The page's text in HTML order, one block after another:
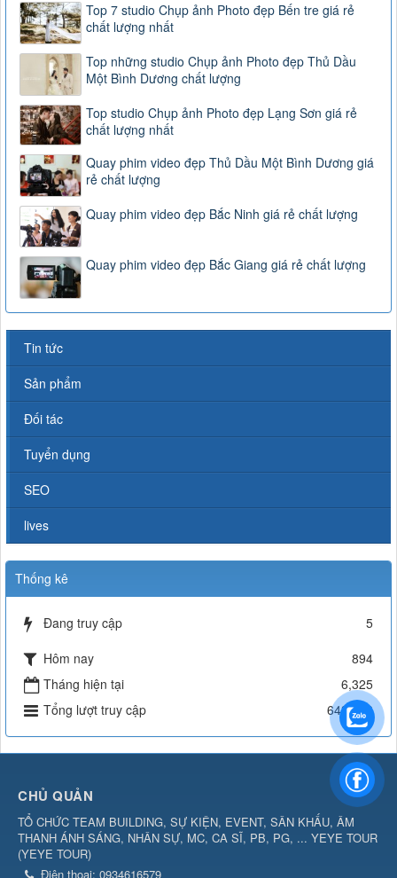
Top 7 studio Chụp ảnh Photo đẹp Bến tre giá rẻ
chất lượng nhất
Top những studio Chụp ảnh Photo đẹp Thủ Dầu
Một Bình Dương chất lượng
Top studio Chụp ảnh Photo đẹp Lạng Sơn giá rẻ
chất lượng nhất
Quay phim video đẹp Thủ Dầu Một Bình Dương giá
rẻ chất lượng
Quay phim video đẹp Bắc Ninh giá rẻ chất lượng
Quay phim video đẹp Bắc Giang giá rẻ chất lượng
Tin tức
Sản phẩm
Đối tác
Tuyển dụng
SEO
lives
Thống kê
Đang truy cập
5
Hôm nay
894
Tháng hiện tại
6,325
Tổng lượt truy cập
643,156
CHỦ QUẢN
TỔ CHỨC TEAM BUILDING, SỰ KIỆN, EVENT, SÂN KHẤU, ÂM
THANH ÁNH SÁNG, NHÂN SỰ, MC, CA SĨ, PB, PG, ... YEYE TOUR
(YEYE TOUR)
Điện thoại: 0934616579